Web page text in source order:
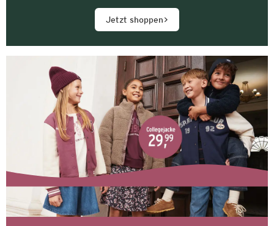
Jetzt shoppen